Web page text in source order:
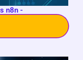
n8n -